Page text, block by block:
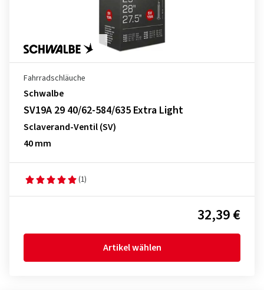
Fahrradschläuche
Schwalbe
SV19A 29 40/62-584/635 Extra Light
Sclaverand-Ventil (SV)
40 mm
(1)
32,39 €
Artikel wählen